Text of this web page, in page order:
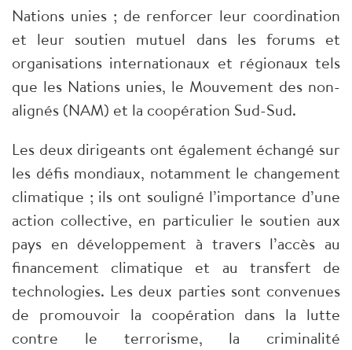
Nations unies ; de renforcer leur coordination
et leur soutien mutuel dans les forums et
organisations internationaux et régionaux tels
que les Nations unies, le Mouvement des non-
alignés (NAM) et la coopération Sud-Sud.
Les deux dirigeants ont également échangé sur
les défis mondiaux, notamment le changement
climatique ; ils ont souligné l’importance d’une
action collective, en particulier le soutien aux
pays en développement à travers l’accès au
financement climatique et au transfert de
technologies. Les deux parties sont convenues
de promouvoir la coopération dans la lutte
contre le terrorisme, la criminalité